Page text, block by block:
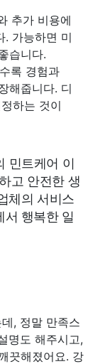
추가 비용에
. 가능하면 미
습니다.
록 경험과
해줍니다. 디
하는 것이
민트케어 이
고 안전한 생
체의 서비스
행복한 일
, 정말 만족스
명도 해주시고,
끗해졌어요. 강